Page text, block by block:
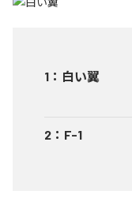
1 ： 白い翼
2 ： F-1